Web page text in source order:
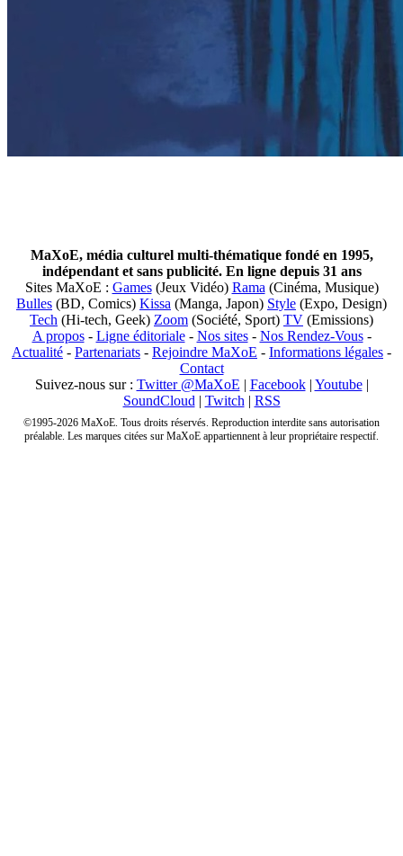
MaXoE, média culturel multi-thématique fondé en 1995,
indépendant et sans publicité. En ligne depuis 31 ans
Sites MaXoE : Games(Jeux Vidéo) Rama (Cinéma, Musique)
Bulles (BD, Comics) Kissa (Manga, Japon) Style (Expo, Design)
Tech (Hi-tech, Geek) Zoom (Société, Sport) TV (Emissions)
A propos- Ligne éditoriale- Nos sites- Nos Rendez-Vous-
Actualité - Partenariats - Rejoindre MaXoE - Informations légales -
Contact
Suivez-nous sur : Twitter @MaXoE | Facebook| Youtube|
SoundCloud | Twitch | RSS
©1995-2026 MaXoE. Tous droits réservés. Reproduction interdite sans autorisation
préalable. Les marques citées sur MaXoE appartiennent à leur propriétaire respectif.